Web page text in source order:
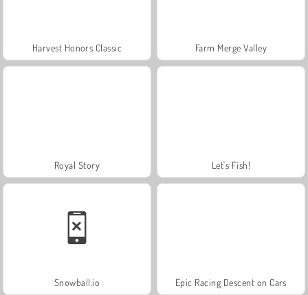
Harvest Honors Classic Farm Merge Valley
Royal Story Let's Fish!
Snowball.io Epic Racing Descent on Cars